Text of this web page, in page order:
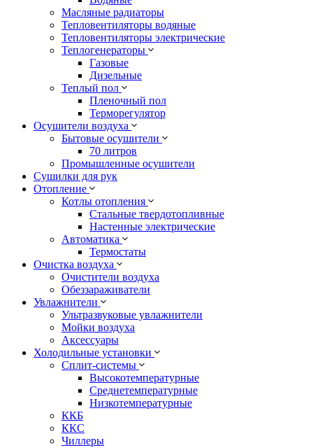
Масляные радиаторы
Тепловентиляторы водяные
Тепловентиляторы электрические
Теплогенераторы
Газовые
Дизельные
Теплый пол
Пленочный пол
Терморегулятор
Осушители воздуха
Бытовые осушители
70 литров
Промышленные осушители
Сушилки для рук
Отопление
Котлы отопления
Стальные твердотопливные
Настенные электрические
Автоматика
Термостаты
Очистка воздуха
Очистители воздуха
Обеззараживатели
Увлажнители
Ультразвуковые увлажнители
Мойки воздуха
Аксессуары
Холодильные установки
Сплит-системы
Высокотемпературные
Среднетемпературные
Низкотемпературные
ККБ
ККС
Чиллеры